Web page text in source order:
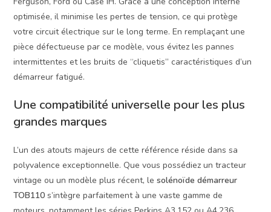
optimisée, il minimise les pertes de tension, ce qui protège
votre circuit électrique sur le long terme. En remplaçant une
pièce défectueuse par ce modèle, vous évitez les pannes
intermittentes et les bruits de “cliquetis” caractéristiques d’un
démarreur fatigué.
Une compatibilité universelle pour les plus
grandes marques
L’un des atouts majeurs de cette référence réside dans sa
polyvalence exceptionnelle. Que vous possédiez un tracteur
vintage ou un modèle plus récent, lesolénoïde démarreur
TOB110 s’intègre parfaitement à une vaste gamme de